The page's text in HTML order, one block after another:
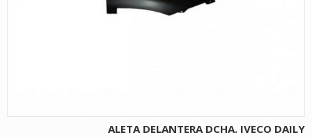
ALETA DELANTERA DCHA. IVECO DAILY